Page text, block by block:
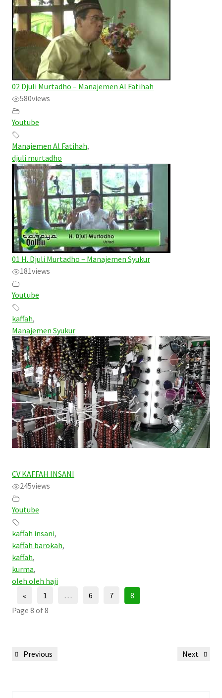
02 Djuli Murtadho – Manajemen Al Fatihah
580views
Youtube
Manajemen Al Fatihah,
djuli murtadho
01 H. Djuli Murtadho – Manajemen Syukur
181views
Youtube
kaffah,
Manajemen Syukur
CV KAFFAH INSANI
245views
Youtube
kaffah insani,
kaffah barokah,
kaffah,
kurma,
oleh oleh haji
«
1 … 6 7
8
Page 8 of 8
navigation
Previous
Previous
Next
Next